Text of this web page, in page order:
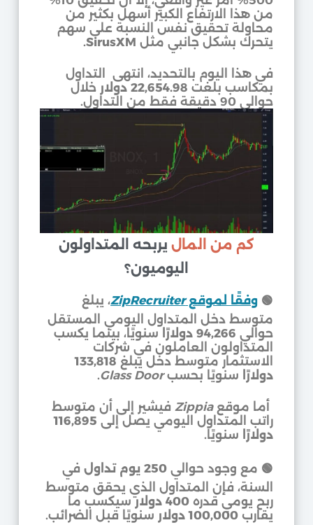
من هذا الارتفاع الكبير أسهل بكثير من
محاولة تحقيق نفس النسبة على سهم
يتحرك بشكل جانبي مثل SirusXM
.
في هذا اليوم بالتحديد، انتهى التداول
بمكاسب بلغت 22,654.98 دولار
خلال
حوالي 90 دقيقة فقط من التداول.
كم من المال يربحه المتداولون
اليوميون؟
🟢 وفقًا لموقعZipRecruiter، يبلغ
متوسط دخل المتداول اليومي المستقل
حوالي 94,266 دولارًا
سنويًا، بينما يكسب
المتداولون العاملون في شركات
الاستثمار متوسط دخل يبلغ 133,818
دولارًا سنويًا بحسبGlass Door
.
أما موقعZippiaفيشير إلى أن متوسط
راتب المتداول اليومي يصل إلى 116,895
دولارًا سنويًا.
🟢 مع وجود حوالي 250 يوم تداول
في
السنة، فإن المتداول الذي يحقق متوسط
ربح يومي قدره 400 دولار
سيكسب ما
يقارب 100,000 دولار سنويًا قبل الضرائب.